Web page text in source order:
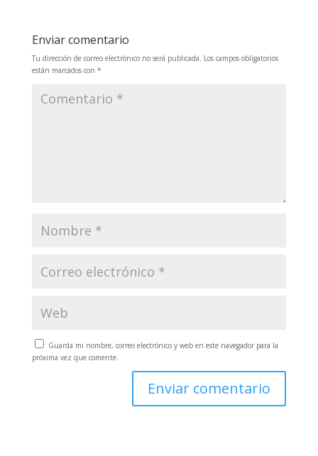
Enviar comentario
Tu dirección de correo electrónico no será publicada. Los campos obligatorios
están marcados con *
Guarda mi nombre, correo electrónico y web en este navegador para la
próxima vez que comente.